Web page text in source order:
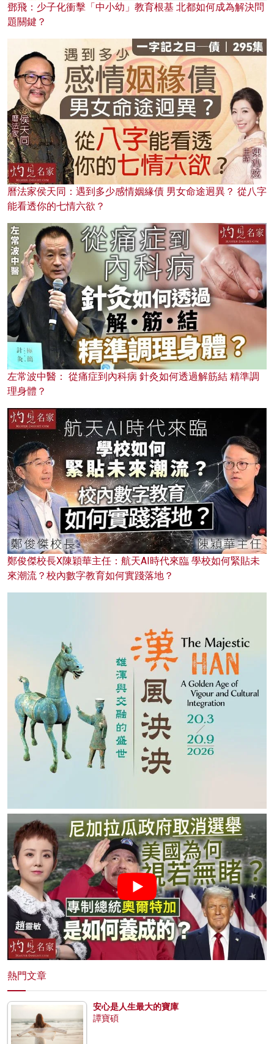
鄧飛：少子化衝擊「中小幼」教育根基 北都如何成為解決問
題關鍵？
曆法家侯天同：遇到多少感情姻緣債 男女命途迥異？ 從八字
能看透你的七情六欲？
左常波中醫： 從痛症到內科病 針灸如何透過解筋結 精準調
理身體？
鄭俊傑校長X陳穎華主任：航天AI時代來臨 學校如何緊貼未
來潮流？校內數字教育如何實踐落地？
熱門文章
安心是人生最大的寶庫
譚寶碩